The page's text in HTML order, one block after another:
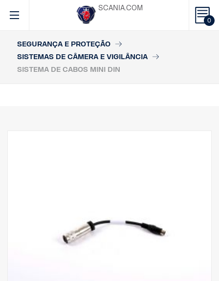
0
SCANIA.COM
SEGURANÇA E PROTEÇÃO
SISTEMAS DE CÂMERA E VIGILÂNCIA
SISTEMA DE CABOS MINI DIN